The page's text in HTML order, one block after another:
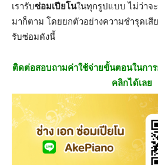
เรารับซ่อมเปียโนในทุกรูปแบบ ไม่ว่าจ
มาก็ตาม โดยยกตัวอย่างความชำรุดเสี
รับซ่อมดังนี้
ติดต่อสอบถามค่าใช้จ่ายขั้นตอนในกา
คลิกได้เลย